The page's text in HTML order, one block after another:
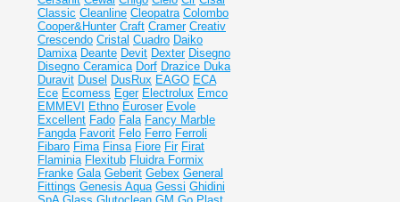
Classic Cleanline Cleopatra Colombo
Cooper&Hunter Craft Cramer Creativ
Crescendo Cristal Cuadro Daiko
Damixa Deante Devit Dexter Disegno
Disegno Ceramica Dorf Drazice Duka
Duravit Dusel DusRux EAGO ECA
Ece Ecomess Eger Electrolux Emco
EMMEVI
Ethno Euroser Evole
Excellent Fado Fala Fancy Marble
Fangda Favorit Felo Ferro Ferroli
Fibaro Fima Finsa Fiore Fir Firat
Flaminia Flexitub Fluidra Formix
Franke Gala Geberit Gebex General
Fittings Genesis Aqua Gessi Ghidini